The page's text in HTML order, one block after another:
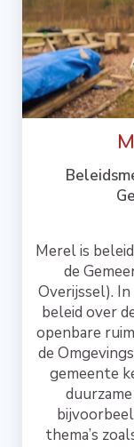
Merel is
de
Overijssel).
beleid over
openbare
de
gemeente
thema’s